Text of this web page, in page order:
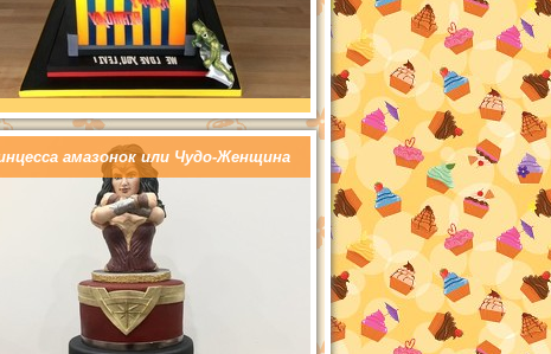
амазонок или Чудо-Женщина